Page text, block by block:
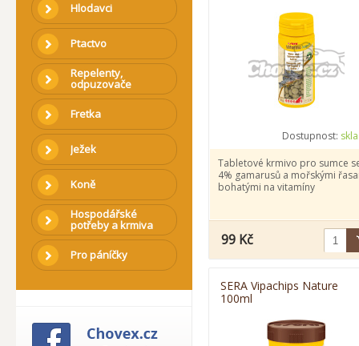
Hlodavci
Ptactvo
Repelenty,
odpuzovače
Fretka
Ježek
Koně
Hospodářské
potřeby a krmiva
Pro páníčky
Dostupnost:
Tabletové krmivo pro sumce
4% gamarusů a mořskými
bohatými na vitamíny
99 Kč
SERA Vipachips Nature
100ml